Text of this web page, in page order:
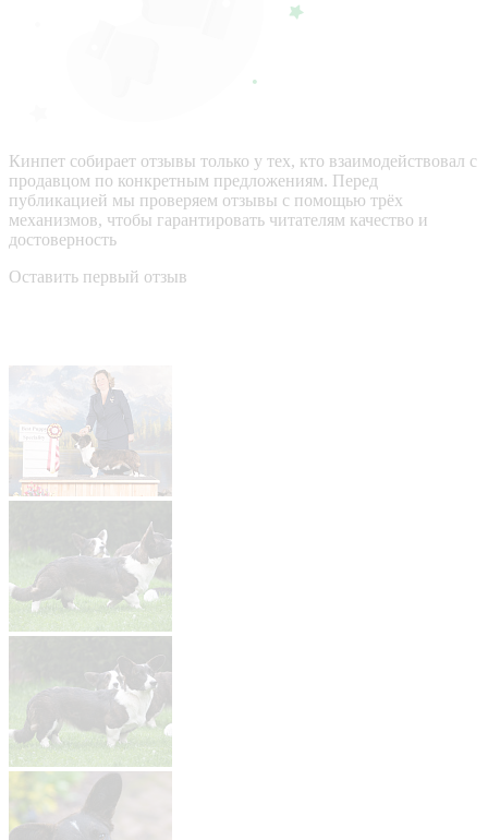
Кинпет собирает отзывы только у тех, кто взаимодействовал с
продавцом по конкретным предложениям. Перед
публикацией мы проверяем отзывы с помощью трёх
механизмов, чтобы гарантировать читателям качество и
достоверность
Оставить первый отзыв